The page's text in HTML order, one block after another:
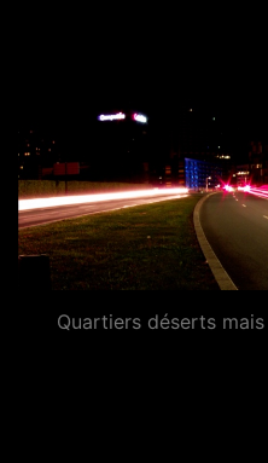
Quartiers déserts